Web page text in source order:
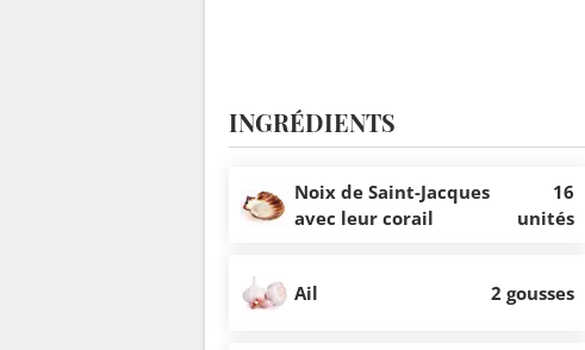
INGRÉDIENTS
Noix de Saint-Jacques
avec leur corail
16
unités
Ail 2 gousses